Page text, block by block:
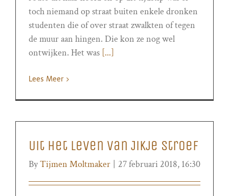
toch niemand op straat buiten enkele dronken
studenten die of over straat zwalkten of tegen
de muur aan hingen. Die kon ze nog wel
ontwijken. Het was [...]
Lees Meer
Uit het leven van Jikje Stroef
ByTijmen Moltmaker 27 februari 2018, 16:30